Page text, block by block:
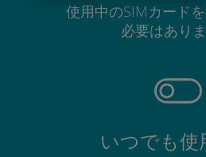
使用中のSIMカード
必要はあり
いつでも使